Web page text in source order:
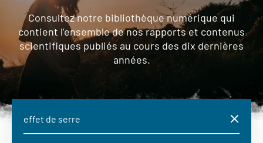
Consultez notre bibliothèque numérique qui
contient l’ensemble de nos rapports et contenus
scientifiques publiés au cours des dix dernières
années.